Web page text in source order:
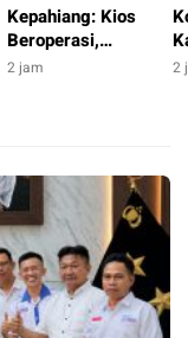
Kepahiang: Kios
Beroperasi,
Pedagang Mengaku
2 jam 2